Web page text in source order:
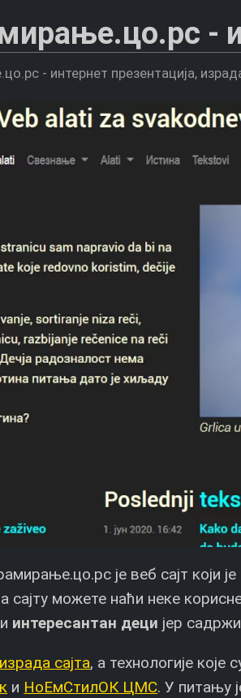
-
- интернет презентација,
је веб сајт који
сајту можете наћи неке
интересантан деци јер
израда сајта, а технологије које
и НоЕмСтилОК ЦМС. У питању